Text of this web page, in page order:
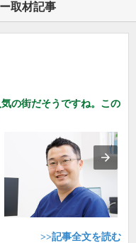
取材記事
の街だそうですね。この
>>記事全文を読む